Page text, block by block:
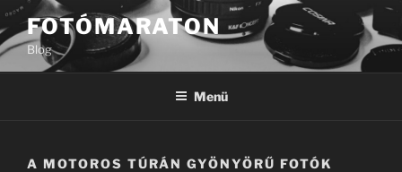
Tartalomhoz
FOTÓMARATON
Blog
Menü
A MOTOROS TÚRÁN GYÖNYÖRŰ FOTÓK